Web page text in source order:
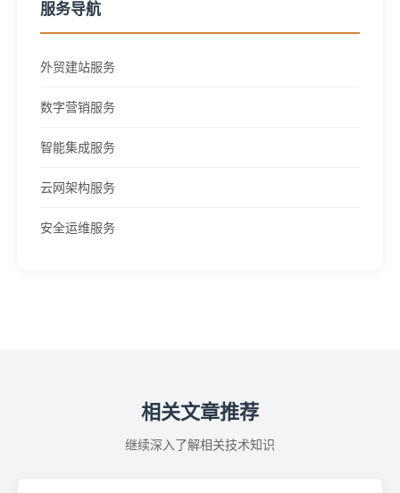
服务导航
外贸建站服务
数字营销服务
智能集成服务
云网架构服务
安全运维服务
相关文章推荐
继续深入了解相关技术知识